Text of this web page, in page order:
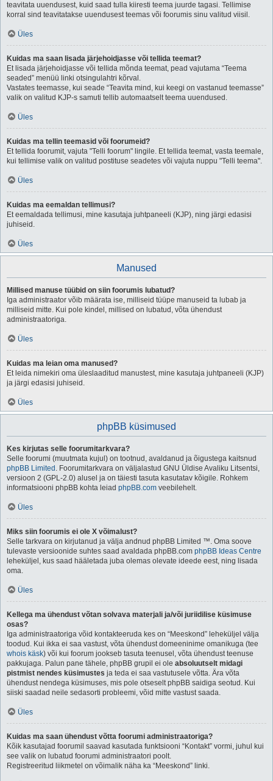
teavitata uuendusest, kuid saad tulla kiiresti teema juurde tagasi. Tellimise
korral sind teavitatakse uuendusest teemas või foorumis sinu valitud viisil.
Üles
Kuidas ma saan lisada järjehoidjasse või tellida teemat?
Et lisada järjehoidjasse või tellida mõnda teemat, pead vajutama “Teema
seaded” menüü linki otsingulahtri kõrval.
Vastates teemasse, kui seade “Teavita mind, kui keegi on vastanud teemasse”
valik on valitud KJP-s samuti tellib automaatselt teema uuendused.
Üles
Kuidas ma tellin teemasid või foorumeid?
Et tellida foorumit, vajuta "Telli foorum" lingile. Et tellida teemat, vasta teemale,
kui tellimise valik on valitud postituse seadetes või vajuta nuppu "Telli teema".
Üles
Kuidas ma eemaldan tellimusi?
Et eemaldada tellimusi, mine kasutaja juhtpaneeli (KJP), ning järgi edasisi
juhiseid.
Üles
Manused
Millised manuse tüübid on siin foorumis lubatud?
Iga administraator võib määrata ise, milliseid tüüpe manuseid ta lubab ja
milliseid mitte. Kui pole kindel, millised on lubatud, võta ühendust
administraatoriga.
Üles
Kuidas ma leian oma manused?
Et leida nimekiri oma üleslaaditud manustest, mine kasutaja juhtpaneeli (KJP)
ja järgi edasisi juhiseid.
Üles
phpBB küsimused
Kes kirjutas selle foorumitarkvara?
Selle foorumi (muutmata kujul) on tootnud, avaldanud ja õigustega kaitsnud
phpBB Limited . Foorumitarkvara on väljalastud GNU Üldise Avaliku Litsentsi,
versioon 2 (GPL-2.0) alusel ja on täiesti tasuta kasutatav kõigile. Rohkem
informatsiooni phpBB kohta leiad phpBB.com veebilehelt.
Üles
Miks siin foorumis ei ole X võimalust?
Selle tarkvara on kirjutanud ja välja andnud phpBB Limited ™. Oma soove
tulevaste versioonide suhtes saad avaldada phpBB.com phpBB Ideas Centre
leheküljel, kus saad hääletada juba olemas olevate ideede eest, ning lisada
oma.
Üles
Kellega ma ühendust võtan solvava materjali ja/või juriidilise küsimuse
osas?
Iga administraatoriga võid kontakteeruda kes on “Meeskond” leheküljel välja
toodud. Kui ikka ei saa vastust, võta ühendust domeeninime omanikuga (tee
whois käsk) või kui foorum jookseb tasuta teenusel, võta ühendust teenuse
pakkujaga. Palun pane tähele, phpBB grupil ei ole absoluutselt midagi
pistmist nendes küsimustes ja teda ei saa vastutusele võtta. Ära võta
ühendust nendega küsimuses, mis pole otseselt phpBB saidiga seotud. Kui
siiski saadad neile sedasorti probleemi, võid mitte vastust saada.
Üles
Kuidas ma saan ühendust võtta foorumi administraatoriga?
Kõik kasutajad foorumil saavad kasutada funktsiooni “Kontakt” vormi, juhul kui
see valik on lubatud foorumi administraatori poolt.
Registreeritud liikmetel on võimalik näha ka “Meeskond” linki.